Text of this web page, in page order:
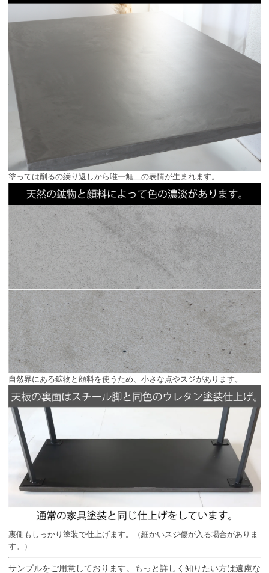
塗っては削るの繰り返しから唯一無二の表情が生まれます。
自然界にある鉱物と顔料を使うため、小さな点やスジがあります。
裏側もしっかり塗装で仕上げます。（細かいスジ傷が入る場合がありま
す。）
サンプルをご用意しております。もっと詳しく知りたい方は遠慮な